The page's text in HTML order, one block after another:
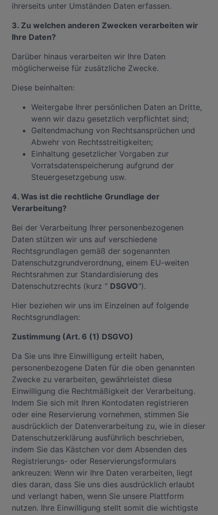
ihrerseits unter Umständen Daten erfassen.
3. Zu welchen anderen Zwecken verarbeiten wir
Ihre Daten?
Darüber hinaus verarbeiten wir Ihre Daten
möglicherweise für zusätzliche Zwecke.
Diese beinhalten:
Weitergabe Ihrer persönlichen Daten an Dritte,
wenn wir dazu gesetzlich verpflichtet sind;
Geltendmachung von Rechtsansprüchen und
Abwehr von Rechtsstreitigkeiten;
Einhaltung gesetzlicher Vorgaben zur
Vorratsdatenspeicherung aufgrund der
Steuergesetzgebung usw.
4. Was ist die rechtliche Grundlage der
Verarbeitung?
Bei der Verarbeitung Ihrer personenbezogenen
Daten stützen wir uns auf verschiedene
Rechtsgrundlagen gemäß der sogenannten
Datenschutzgrundverordnung, einem EU-weiten
Rechtsrahmen zur Standardisierung des
Datenschutzrechts (kurz " DSGVO").
Hier beziehen wir uns im Einzelnen auf folgende
Rechtsgrundlagen:
Zustimmung (Art. 6 (1) DSGVO)
Da Sie uns Ihre Einwilligung erteilt haben,
personenbezogene Daten für die oben genannten
Zwecke zu verarbeiten, gewährleistet diese
Einwilligung die Rechtmäßigkeit der Verarbeitung.
Indem Sie sich mit Ihren Kontodaten registrieren
oder eine Reservierung vornehmen, stimmen Sie
ausdrücklich der Datenverarbeitung zu, wie in dieser
Datenschutzerklärung ausführlich beschrieben,
indem Sie das Kästchen vor dem Absenden des
Registrierungs- oder Reservierungsformulars
ankreuzen: Wenn wir Ihre Daten verarbeiten, liegt
dies daran, dass Sie uns dies ausdrücklich erlaubt
und verlangt haben, wenn Sie unsere Plattform
nutzen. Ihre Einwilligung stellt somit die wichtigste